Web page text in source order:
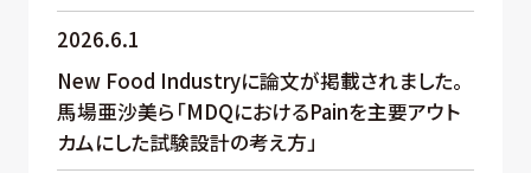
2026.6.1
New Food Industryに論文が掲載されました。
馬場亜沙美ら「MDQにおけるPainを主要アウト
カムにした試験設計の考え方」